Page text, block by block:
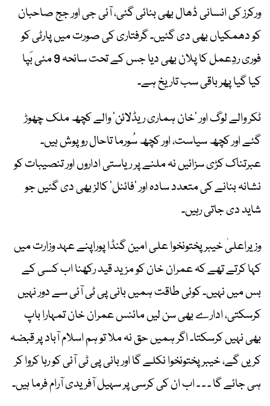
ورکرز کی انسانی ڈھال بھی بنائی گئی، آئی جی اور جج صاحبان
کو دھمکیاں بھی دی گئیں۔ گرفتاری کی صورت میں پارٹی کو
فوری ردِعمل کا پلان بھی دیا جس کے تحت سانحہ 9 مئی بَپا
کیا گیا پھر باقی سب تاریخ ہے۔
ٹکر والے لوگ اور ’خان ہماری ریڈلائن‘ والے کچھ ملک چھوڑ
گئے اور کچھ سیاست، اور کچھ سُورما تاحال روپوش ہیں۔
عبرتناک کڑی سزائیں نہ ملنے پر ریاستی اداروں اور تنصیبات کو
نشانہ بنانے کی متعدد سادہ اور ’فائنل‘ کالز بھی دی گئیں جو
شاید دی جاتی رہیں۔
وزیراعلیٰ خیبرپختونخوا علی امین گنڈا پوراپنے عہد وزارت میں
کہا کرتے تھے کہ عمران خان کو مزید قید رکھنا اب کسی کے
بس میں نہیں۔ کوئی طاقت ہمیں بانی پی ٹی آئی سے دور نہیں
کرسکتی، ادارے بھی سن لیں مائنس عمران خان تمہارا باپ
بھی نہیں کرسکتا۔ اگر ہمیں حق نہ ملا تو ہم اسلام آباد پر قبضہ
کریں گے، خیبر پختونخوا نکلے گا اور بانی پی ٹی آئی کو رہا کروا کر
ہی جائے گا ۔ ۔ ۔ اب ان کی کرسی پر سہیل آفریدی آرام فرما ہیں۔